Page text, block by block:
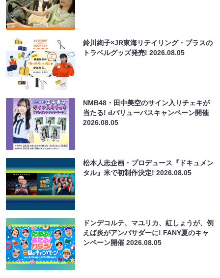
鈴川絢子×JR東海リテイリング・プラスの
トラベルグッズ発売!2026.08.05
NMB48・田中美空のサイン入りチェキが
当たる! dバリューパスキャンペーン開催
2026.08.05
松本人志企画・プロデュース『ドキュメン
タル』米で初制作決定!2026.08.05
ドンデコルテ、マユリカ、紅しょうが、例
えば炎がアンバサダーに! FANY夏のキャ
ンペーン開催2026.08.05